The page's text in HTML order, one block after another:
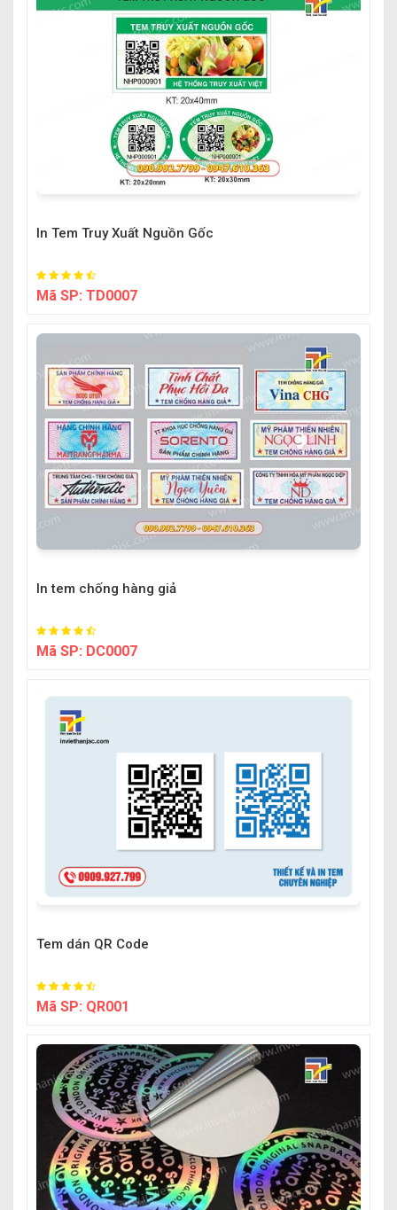
In Tem Truy Xuất Nguồn Gốc
Mã SP: TD0007
In tem chống hàng giả
Mã SP: DC0007
Tem dán QR Code
Mã SP: QR001